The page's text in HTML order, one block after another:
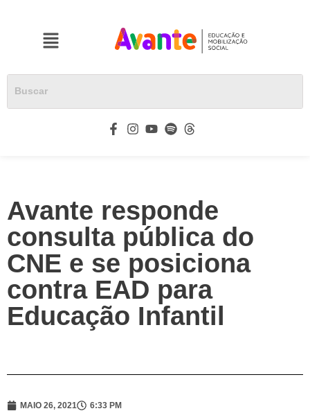
Avante responde
consulta pública do
CNE e se posiciona
contra EAD para
Educação Infantil
MAIO 26, 2021 6:33 PM